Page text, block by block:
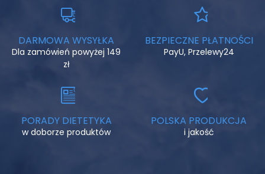
DARMOWA WYSYŁKA
Dla zamówień powyżej 149
zł
BEZPIECZNE PŁATNOŚCI
PayU, Przelewy24
PORADY DIETETYKA
w doborze produktów
POLSKA PRODUKCJA
i jakość